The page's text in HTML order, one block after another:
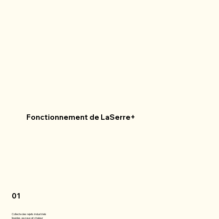
Fonctionnement de LaSerre+
01
Collecte des rejets industriels
liquides, gazeux et chaleur